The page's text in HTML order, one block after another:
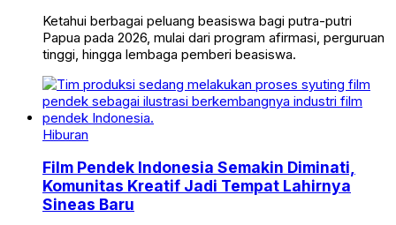
Ketahui berbagai peluang beasiswa bagi putra-putri
Papua pada 2026, mulai dari program afirmasi, perguruan
tinggi, hingga lembaga pemberi beasiswa.
Hiburan
Film Pendek Indonesia Semakin Diminati,
Komunitas Kreatif Jadi Tempat Lahirnya
Sineas Baru